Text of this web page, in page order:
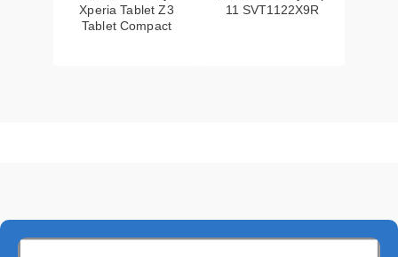
Xperia Tablet Z3
Tablet Compact
11 SVT1122X9R